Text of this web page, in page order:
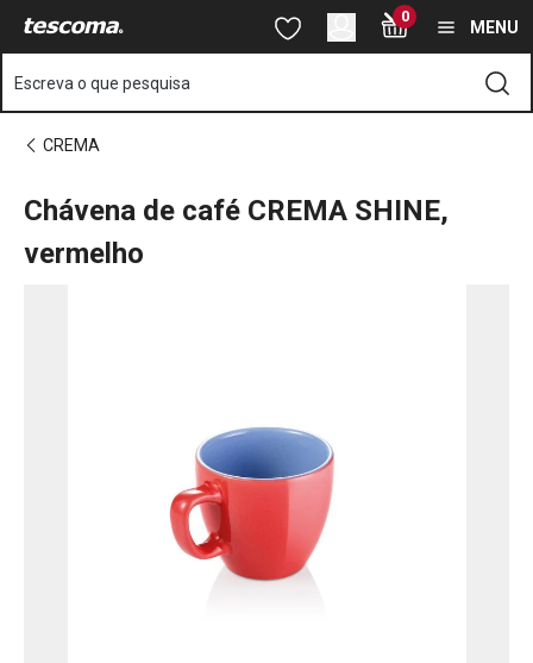
Está na página Chávena de café CREMA SHINE, vermelho
Saltar para o conteúdo principal
Saltar para a pesquisa
Saltar para a navegação 0
MENU
Escreva o que pesquisa
CREMA
Chávena de café CREMA SHINE,
vermelho